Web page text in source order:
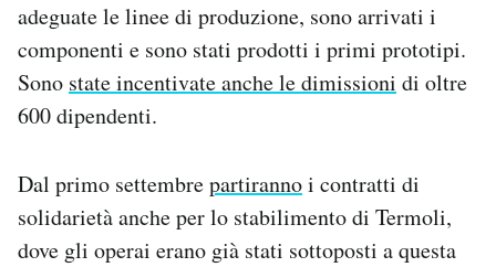
adeguate le linee di produzione, sono arrivati i
componenti e sono stati prodotti i primi prototipi.
Sono state incentivate anche le dimissioni di oltre
600 dipendenti.
Dal primo settembrepartirannoi contratti di
solidarietà anche per lo stabilimento di Termoli,
dove gli operai erano già stati sottoposti a questa